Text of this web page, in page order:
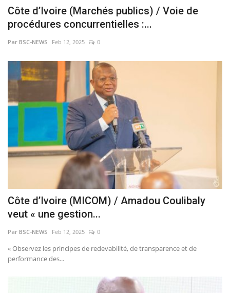
Côte d’Ivoire (Marchés publics) / Voie de
procédures concurrentielles :...
Par BSC-NEWS Feb 12, 2025 0
Côte d’Ivoire (MICOM) / Amadou Coulibaly
veut « une gestion...
Par BSC-NEWS Feb 12, 2025 0
« Observez les principes de redevabilité, de transparence et de
performance des...